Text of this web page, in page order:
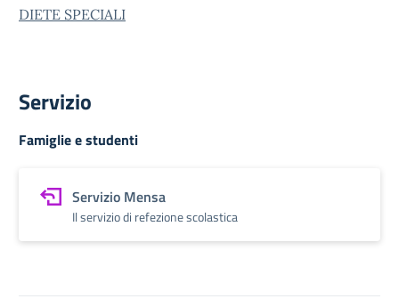
DIETE SPECIALI
Servizio
Famiglie e studenti
Servizio Mensa
Il servizio di refezione scolastica